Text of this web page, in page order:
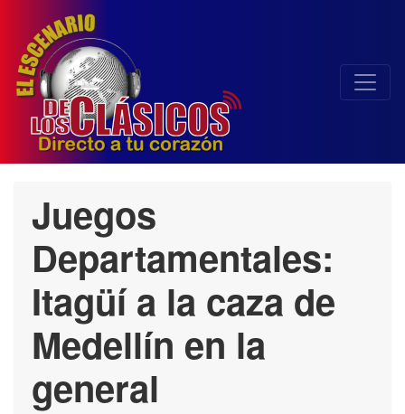
Juegos
Departamentales:
Itagüí a la caza de
Medellín en la
general